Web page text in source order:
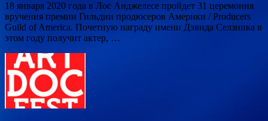
18 января 2020 года в Лос Анджелесе пройдет 31 церемония
вручения премии Гильдии продюсеров Америки / Producers
Guild of America. Почетную награду имени Дэвида Селзника в
этом году получит актер, …